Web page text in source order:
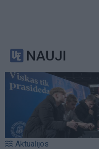
NAUJI
Aktualijos